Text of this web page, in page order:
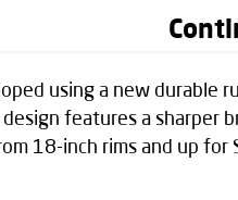
using a new durable
features a sharper
18-inch rims and up